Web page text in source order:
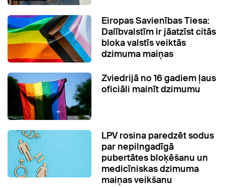
Eiropas Savienības Tiesa:
Dalībvalstīm ir jāatzīst citās
bloka valstīs veiktās
dzimuma maiņas
Zviedrijā no 16 gadiem ļaus
oficiāli mainīt dzimumu
LPV rosina paredzēt sodus
par nepilngadīgā
pubertātes bloķēšanu un
medicīniskas dzimuma
maiņas veikšanu